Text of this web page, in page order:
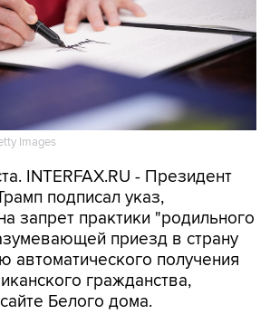
Images
INTERFAX.RU - Президент
подписал указ,
запрет практики "родильного
приезд в страну
автоматического получения
гражданства,
Белого дома.